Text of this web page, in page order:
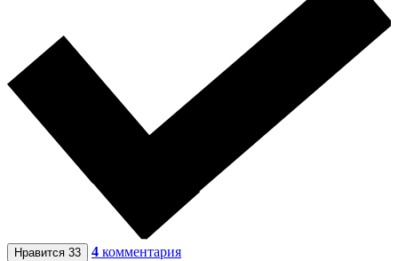
Нравится 33 4 комментария